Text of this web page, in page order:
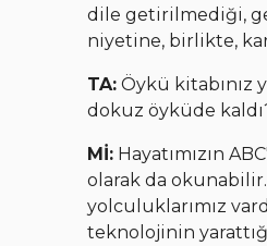
dile getirilmediği,
niyetine, birlikte,
TA: Öykü kitabınız
dokuz öyküde
Mİ: Hayatımızın
olarak da
yolculuklarımız
teknolojinin